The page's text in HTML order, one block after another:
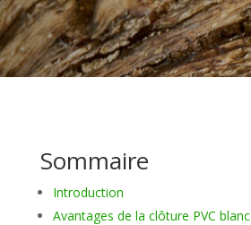
Sommaire
Introduction
Avantages de la clôture PVC blanc